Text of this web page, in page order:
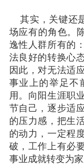
其实，关键还
场应有的角色。
逸性人群所有的
法良好的转换心
因此，对无法适
事业上的举足不
用。向阳生涯职
节自己，逐步适
的压力感，把生
的动力，一定程
破，工作上有必
事业成就转变为家